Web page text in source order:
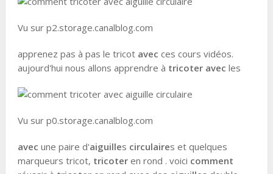
Vu sur p2.storage.canalblog.com
apprenez pas à pas le tricot avec ces cours vidéos.
aujourd'hui nous allons apprendre à tricoter avec les
Vu sur p0.storage.canalblog.com
avec une paire d'aiguilles circulaires et quelques
marqueurs tricot, tricoteren rond . voici comment